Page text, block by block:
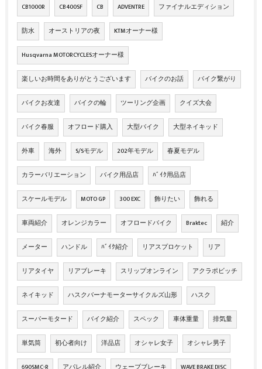
CB1000R CB400SF CB ADVENTRE ファイナルエディション
防水 オーストリアの夜 KTMオーナー様
Husqvarna MOTORCYCLESオーナー様
楽しいお時間をありがとうございます バイクのお話 バイク繋がり
バイクお友達 バイクの輪 ツーリング企画 クイズ大会
バイク春服 オフロード購入 大型バイク 大型ネイキッド
外車 海外 S/Sモデル 202年モデル 春夏モデル
カラーバリエーション バイク用品店 ﾊﾞｲｸ用品店
スケールモデル MOTO GP 300 EXC 飾りたい 飾れる
車両紹介 オレンジカラー オフロードバイク Braktec 紹介
メーター ハンドル ﾊﾞｲｸ紹介 リアスプロケット リア
リアタイヤ リアブレーキ スリップオンライン アクラポビッチ
ネイキッド ハスクバーナモーターサイクルズ山形 ハスク
スーパーモタード バイク紹介 スペック 車体重量 排気量
単気筒 初心者向け 洋品店 オシャレ女子 オシャレ男子